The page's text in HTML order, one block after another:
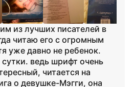
из лучших писателей в
читаю его с огромным
уже давно не ребенок.
сутки. ведь шрифт очень
читается на
о девушке-Мэгги, она